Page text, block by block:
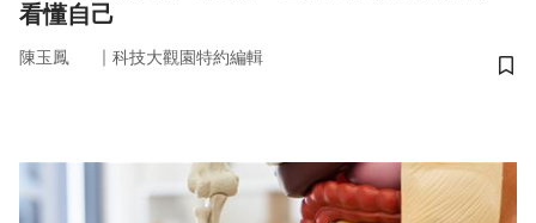
看懂自己
陳玉鳳 ｜ 科技大觀園特約編輯
儲